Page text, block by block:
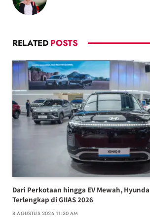
RELATED POSTS
Dari Perkotaan hingga EV Mewah,
Terlengkap di GIIAS 2026
8 AGUSTUS 2026 11:30 AM